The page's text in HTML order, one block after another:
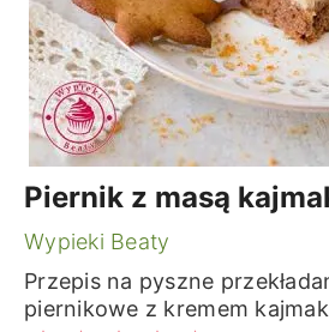
Piernik z masą
Wypieki Beaty
Przepis na pyszne
piernikowe z kremem